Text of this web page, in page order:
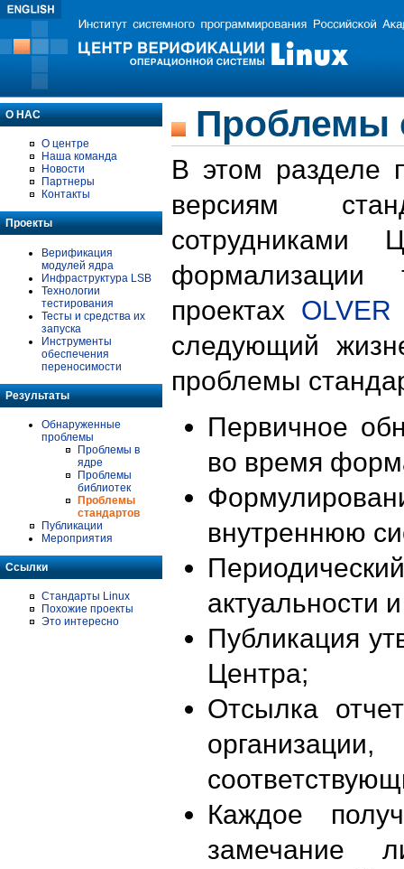
О НАС
О центре
Наша команда
Новости
Партнеры
Контакты
Проекты
Верификация
модулей ядра
Инфраструктура LSB
Технологии
тестирования
Тесты и средства их
запуска
Инструменты
обеспечения
переносимости
Результаты
Обнаруженные
проблемы
Проблемы в
ядре
Проблемы
библиотек
Проблемы
стандартов
Публикации
Мероприятия
Ссылки
Стандарты Linux
Похожие проекты
Это интересно
Проблемы
В этом разделе
версиям
формализации
проектах OLVER
следующий
проблемы
Первичное
во время
внутреннюю
актуальности
Публикация
Центра;
Отсылка
Каждое
замечание